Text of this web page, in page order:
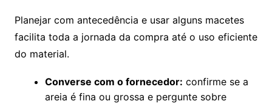
Planejar com antecedência e usar alguns macetes
facilita toda a jornada da compra até o uso eficiente
do material.
Converse com o fornecedor: confirme se a
areia é fina ou grossa e pergunte sobre